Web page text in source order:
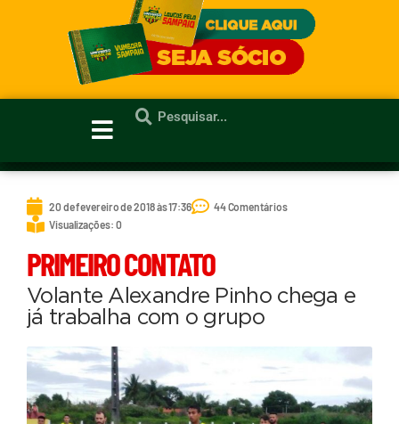
20 de fevereiro de 2018 às 17:36
44 Comentários
Visualizações: 0
PRIMEIRO CONTATO
Volante Alexandre Pinho chega e
já trabalha com o grupo